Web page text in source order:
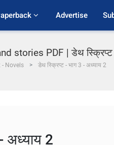
Advertise
stories PDF | डेथ स्क्रिप्ट
- Novels डेथ स्क्रिप्ट - भाग 3 - अध्याय 2
अध्याय 2